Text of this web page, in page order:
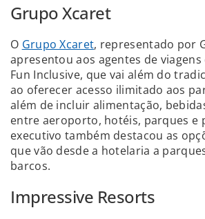
Grupo Xcaret
O Grupo Xcaret, representado por
apresentou aos agentes de
Fun Inclusive, que vai além do
ao oferecer acesso ilimitado aos
além de incluir alimentação,
entre aeroporto, hotéis, parques e
executivo também destacou as
que vão desde a hotelaria a
barcos.
Impressive Resorts